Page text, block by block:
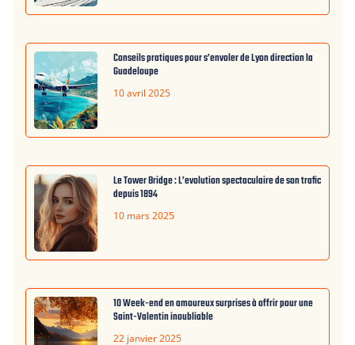
Conseils pratiques pour s’envoler de Lyon direction la
Guadeloupe
10 avril 2025
Le Tower Bridge : L’evolution spectaculaire de son trafic
depuis 1894
10 mars 2025
10 Week-end en amoureux surprises à offrir pour une
Saint-Valentin inoubliable
22 janvier 2025